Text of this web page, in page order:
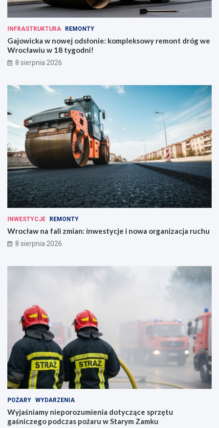
INFRASTRUKTURA REMONTY
Gajowicka w nowej odsłonie: kompleksowy remont dróg we
Wrocławiu w 18 tygodni!
8 sierpnia 2026
INWESTYCJE REMONTY
Wrocław na fali zmian: inwestycje i nowa organizacja ruchu
8 sierpnia 2026
POŻARY WYDARZENIA
Wyjaśniamy nieporozumienia dotyczące sprzętu
gaśniczego podczas pożaru w Starym Zamku